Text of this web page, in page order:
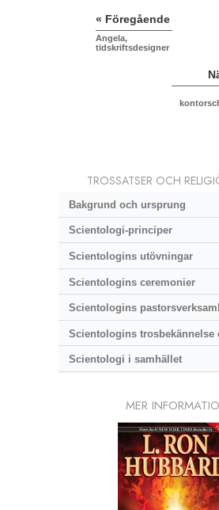
« Föregående
Angela,
tidskriftsdesigner
TROSSATSER OCH
Bakgrund och ursprung
Scientologi-principer
Scientologins utövningar
Scientologins ceremonier
Scientologins
Scientologins trosbekännelse
Scientologi i samhället
MER